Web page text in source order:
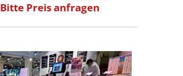
Bitte Preis anfragen